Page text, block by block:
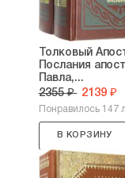
Толковый
Послания
Павла,...
2355 ₽ 2139 ₽
Понравилось 147
В КОРЗИНУ